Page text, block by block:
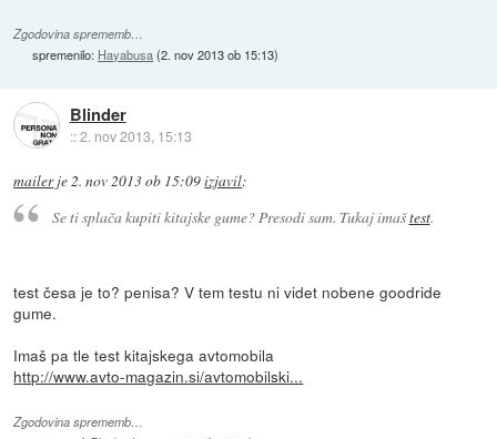
Zgodovina sprememb…
spremenilo: Hayabusa(2. nov 2013 ob 15:13)
Blinder
::2. nov 2013, 15:13
mailerje2. nov 2013 ob 15:09izjavil:
Se ti splača kupiti kitajske gume? Presodi sam. Tukaj imaštest.
test česa je to? penisa? V tem testu ni videt nobene goodride
gume.
Imaš pa tle test kitajskega avtomobila
http://www.avto-magazin.si/avtomobilski...
Zgodovina sprememb…